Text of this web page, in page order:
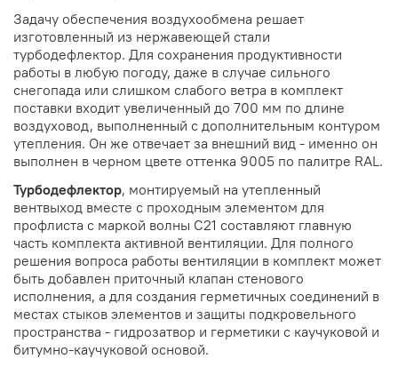
Задачу обеспечения воздухообмена решает
изготовленный из нержавеющей стали
турбодефлектор. Для сохранения продуктивности
работы в любую погоду, даже в случае сильного
снегопада или слишком слабого ветра в комплект
поставки входит увеличенный до 700 мм по длине
воздуховод, выполненный с дополнительным контуром
утепления. Он же отвечает за внешний вид - именно он
выполнен в черном цвете оттенка 9005 по палитре RAL.
Турбодефлектор, монтируемый на утепленный
вентвыход вместе с проходным элементом для
профлиста с маркой волны С21 составляют главную
часть комплекта активной вентиляции. Для полного
решения вопроса работы вентиляции в комплект может
быть добавлен приточный клапан стенового
исполнения, а для создания герметичных соединений в
местах стыков элементов и защиты подкровельного
пространства - гидрозатвор и герметики с каучуковой и
битумно-каучуковой основой.